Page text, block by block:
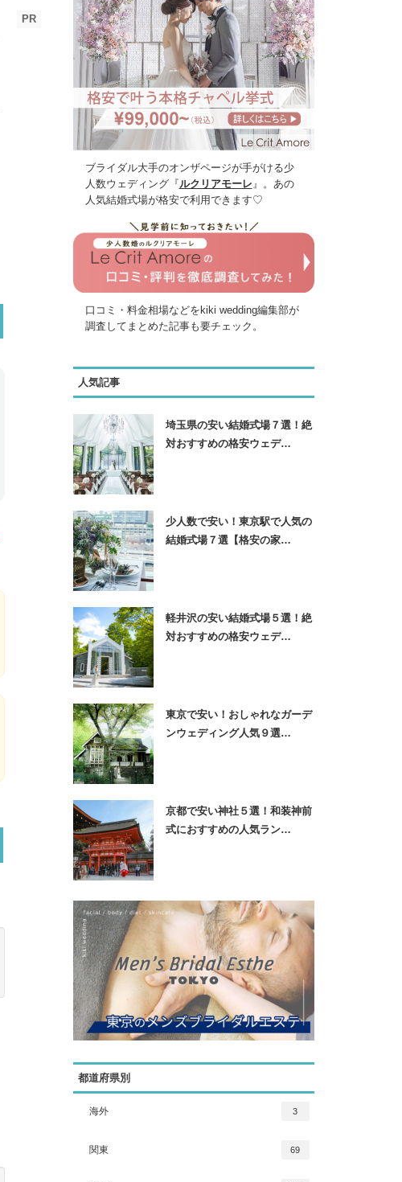
PR
ブライダル大手のオンザページが手がける少
人数ウェディング『ルクリアモーレ』。あの
人気結婚式場が格安で利用できます♡
口コミ・料金相場などをkiki wedding編集部が
調査してまとめた記事も要チェック。
人気記事
埼玉県の安い結婚式場７選！絶
対おすすめの格安ウェデ…
少人数で安い！東京駅で人気の
結婚式場７選【格安の家…
軽井沢の安い結婚式場５選！絶
対おすすめの格安ウェデ…
東京で安い！おしゃれなガーデ
ンウェディング人気９選…
京都で安い神社５選！和装神前
式におすすめの人気ラン…
都道府県別
海外 3
関東 69